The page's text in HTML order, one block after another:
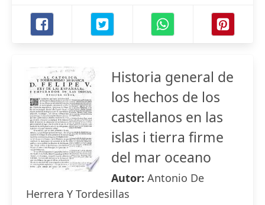
Historia general de
los hechos de los
castellanos en las
islas i tierra firme
del mar oceano
Autor: Antonio De
Herrera Y Tordesillas